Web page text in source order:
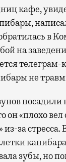
чемодан, но и
все чаще
время, а в
дела или
путешествии,
билеты и
кафе,
в
на
телеграм-
не
посадили
он «плохо вел
за стресса.
зубы, но